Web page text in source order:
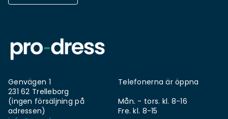
Genvägen 1
231 62 Trelleborg
(ingen försäljning på
adressen)
Telefonerna är öppna
Mån. - tors. kl. 8-16
Fre. kl. 8-15